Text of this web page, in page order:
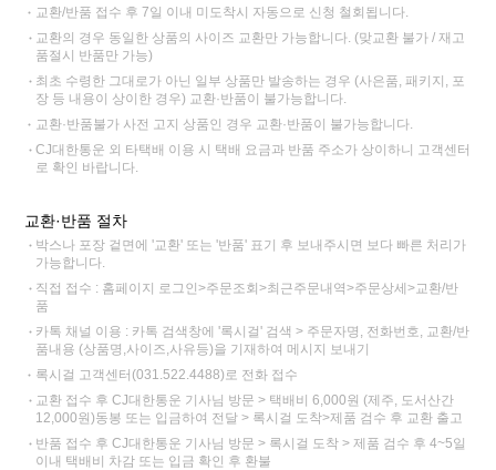
교환/반품 접수 후 7일 이내 미도착시 자동으로 신청 철회됩니다.
교환의 경우 동일한 상품의 사이즈 교환만 가능합니다. (맞교환 불가 / 재고
품절시 반품만 가능)
최초 수령한 그대로가 아닌 일부 상품만 발송하는 경우 (사은품, 패키지, 포
장 등 내용이 상이한 경우) 교환·반품이 불가능합니다.
교환·반품불가 사전 고지 상품인 경우 교환·반품이 불가능합니다.
CJ대한통운 외 타택배 이용 시 택배 요금과 반품 주소가 상이하니 고객센터
로 확인 바랍니다.
교환·반품 절차
박스나 포장 겉면에 '교환' 또는 '반품' 표기 후 보내주시면 보다 빠른 처리가
가능합니다.
직접 접수 : 홈페이지 로그인>주문조회>최근주문내역>주문상세>교환/반
품
카톡 채널 이용 : 카톡 검색창에 '록시걸' 검색 > 주문자명, 전화번호, 교환/반
품내용 (상품명,사이즈,사유등)을 기재하여 메시지 보내기
록시걸 고객센터(031.522.4488)로 전화 접수
교환 접수 후 CJ대한통운 기사님 방문 > 택배비 6,000원 (제주, 도서산간
12,000원)동봉 또는 입금하여 전달 > 록시걸 도착>제품 검수 후 교환 출고
반품 접수 후 CJ대한통운 기사님 방문 > 록시걸 도착 > 제품 검수 후 4~5일
이내 택배비 차감 또는 입금 확인 후 환불